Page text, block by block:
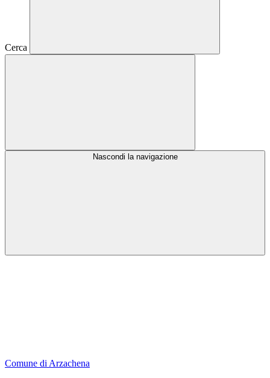
Cerca
Nascondi la navigazione
Comune di Arzachena